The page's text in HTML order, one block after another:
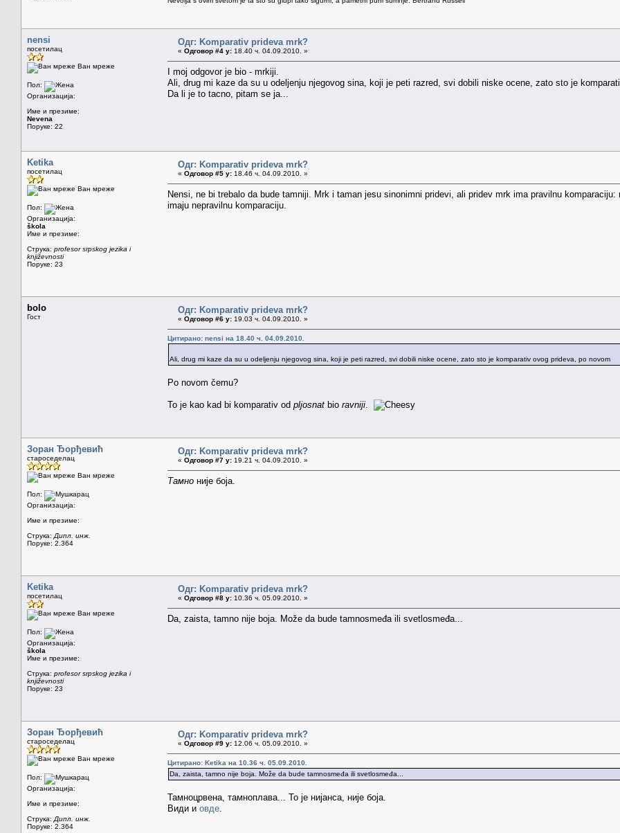
nensi
посетилац
Ван мреже
Пол:
Организација:
Име и презиме:
Nevena
Поруке: 22
Одг: Komparativ prideva mrk?
« Одговор #4 у: 18.40 ч. 04.09.2010. »
I moj odgovor je bio - mrkiji.
Ali, drug mi kaze da su u odeljenju njegovog sina, koji je peti razred, svi dobili niske ocene, zato sto je
Da li je to tacno, pitam se ja...
Ketika
посетилац
Ван мреже
Пол:
Организација:
škola
Име и презиме:
Струка: profesor srpskog jezika i
književnosti
Поруке: 23
Одг: Komparativ prideva mrk?
« Одговор #5 у: 18.46 ч. 04.09.2010. »
Nensi, ne bi trebalo da bude tamniji. Mrk i taman jesu sinonimni pridevi, ali pridev mrk ima pravilnu
imaju nepravilnu komparaciju.
bolo
Гост
Одг: Komparativ prideva mrk?
« Одговор #6 у: 19.03 ч. 04.09.2010. »
Цитирано: nensi на 18.40 ч. 04.09.2010.
Ali, drug mi kaze da su u odeljenju njegovog sina, koji je peti razred, svi dobili niske ocene, zato sto je komparativ ovog prideva, po novom
Po novom čemu?
To je kao kad bi komparativ od pljosnat bio ravniji
Зоран Ђорђевић
староседелац
Ван мреже
Пол:
Организација:
Име и презиме:
Струка: Дипл. инж.
Поруке: 2.364
Одг: Komparativ prideva mrk?
« Одговор #7 у: 19.21 ч. 04.09.2010. »
Тамно није боја.
Ketika
посетилац
Ван мреже
Пол:
Организација:
škola
Име и презиме:
Струка: profesor srpskog jezika i
književnosti
Поруке: 23
Одг: Komparativ prideva mrk?
« Одговор #8 у: 10.36 ч. 05.09.2010. »
Da, zaista, tamno nije boja. Može da bude tamnosmeđa ili svetlosmeđa...
Зоран Ђорђевић
староседелац
Ван мреже
Пол:
Организација:
Име и презиме:
Струка: Дипл. инж.
Поруке: 2.364
Одг: Komparativ prideva mrk?
« Одговор #9 у: 12.06 ч. 05.09.2010. »
Цитирано: Ketika на 10.36 ч. 05.09.2010.
Da, zaista, tamno nije boja. Može da bude tamnosmeđa ili svetlosmeđa...
Тамноцрвена, тамноплава... То је нијанса, није боја.
Види и овде